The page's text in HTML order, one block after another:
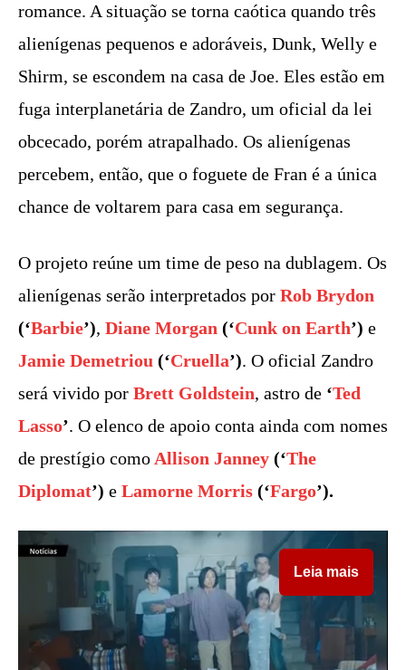
romance. A situação se torna caótica quando três
alienígenas pequenos e adoráveis, Dunk, Welly e
Shirm, se escondem na casa de Joe. Eles estão em
fuga interplanetária de Zandro, um oficial da lei
obcecado, porém atrapalhado. Os alienígenas
percebem, então, que o foguete de Fran é a única
chance de voltarem para casa em segurança.
O projeto reúne um time de peso na dublagem. Os
alienígenas serão interpretados por Rob Brydon
(‘Barbie’), Diane Morgan (‘Cunk on Earth’) e
Jamie Demetriou (‘Cruella’). O oficial Zandro
será vivido por Brett Goldstein, astro de ‘Ted
Lasso’. O elenco de apoio conta ainda com nomes
de prestígio como Allison Janney (‘The
Diplomat’) e Lamorne Morris (‘Fargo’).
Leia mais